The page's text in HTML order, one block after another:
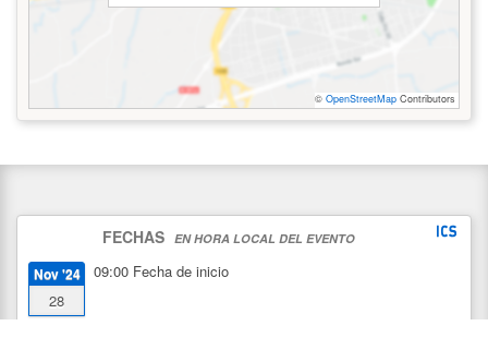
© OpenStreetMap Contributors
FECHAS EN HORA LOCAL DEL EVENTO
Nov '24
28
09:00 Fecha de inicio